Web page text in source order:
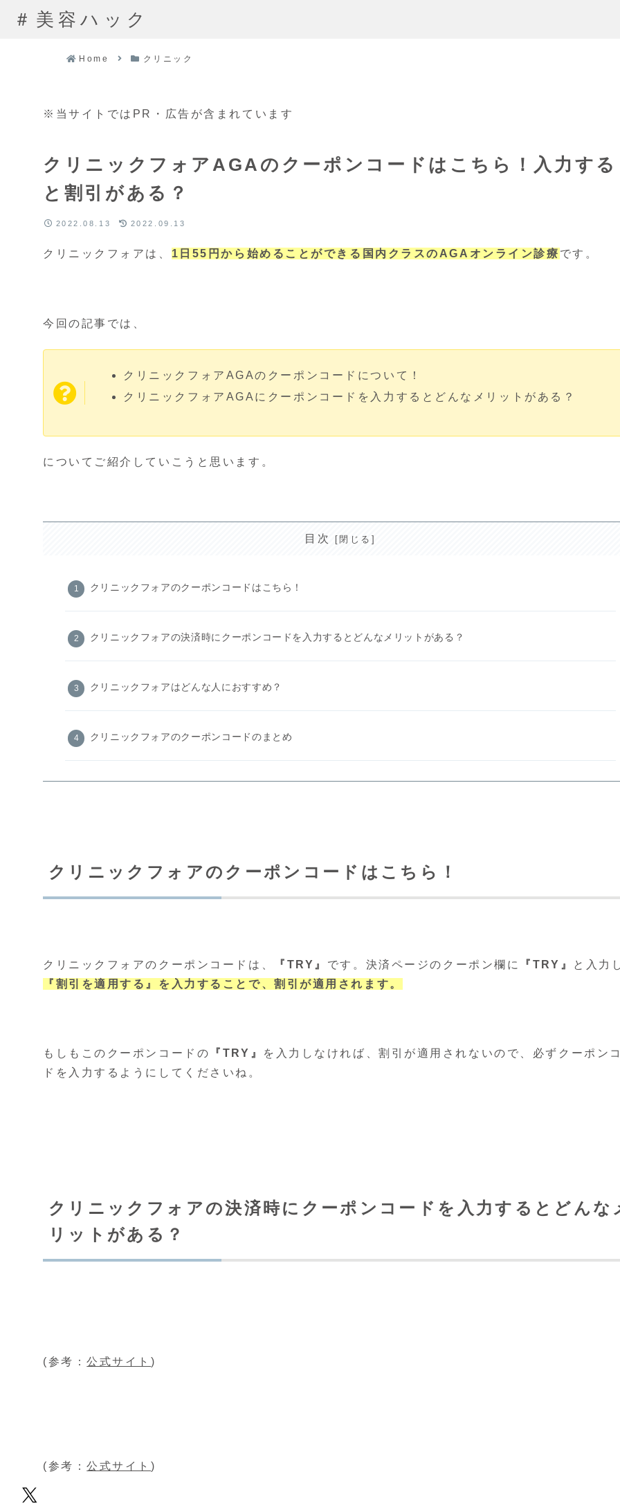
＃美容ハック
Home クリニック
※当サイトではPR・広告が含まれています
クリニックフォアAGAのクーポンコードはこちら！入力する
と割引がある？
2022.08.13 2022.09.13
クリニックフォアは、 1日55円から始めることができる国内クラスのAGAオンライン診療 です。
今回の記事では、
クリニックフォアAGAのクーポンコードについて！
クリニックフォアAGAにクーポンコードを入力するとどんなメリットがある？
についてご紹介していこうと思います。
目次
クリニックフォアのクーポンコードはこちら！
クリニックフォアの決済時にクーポンコードを入力するとどんなメリットがある？
クリニックフォアはどんな人におすすめ？
クリニックフォアのクーポンコードのまとめ
クリニックフォアのクーポンコードはこちら！
クリニックフォアのクーポンコードは、 『TRY』 です。決済ページのクーポン欄に 『TRY』
と入力
『割引を適用する』を入力することで、割引が適用されます。
もしもこのクーポンコードの 『TRY』
を入力しなければ、割引が適用されないので、必ずクーポン
ドを入力するようにしてくださいね。
クリニックフォアの決済時にクーポンコードを入力するとどんな
リットがある？
(参考：公式サイト)
(参考：公式サイト)